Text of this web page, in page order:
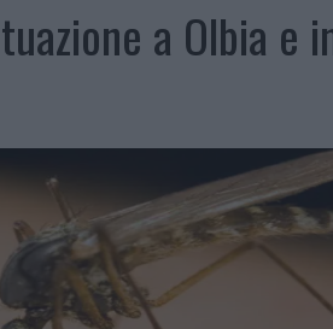
SEQUESTRATI CAVIALE E SABBIA RUBATA
a Olbia e